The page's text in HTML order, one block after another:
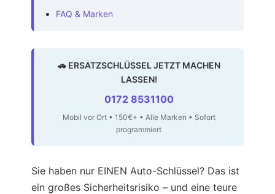
FAQ & Marken
🚗 ERSATZSCHLÜSSEL JETZT MACHEN
LASSEN!
0172 8531100
Mobil vor Ort • 150€+ • Alle Marken • Sofort
programmiert
Sie haben nur EINEN Auto-Schlüssel? Das ist
ein großes Sicherheitsrisiko – und eine teure